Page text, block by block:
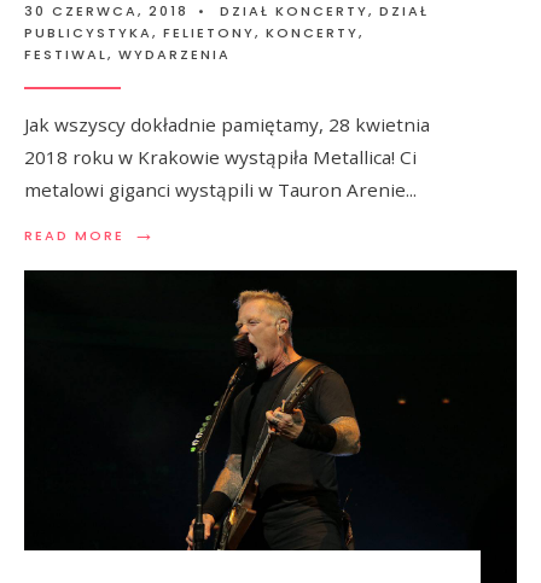
30 CZERWCA, 2018 • DZIAŁ KONCERTY, DZIAŁ
PUBLICYSTYKA, FELIETONY, KONCERTY,
FESTIWAL, WYDARZENIA
Jak wszyscy dokładnie pamiętamy, 28 kwietnia
2018 roku w Krakowie wystąpiła Metallica! Ci
metalowi giganci wystąpili w Tauron Arenie...
READ MORE →